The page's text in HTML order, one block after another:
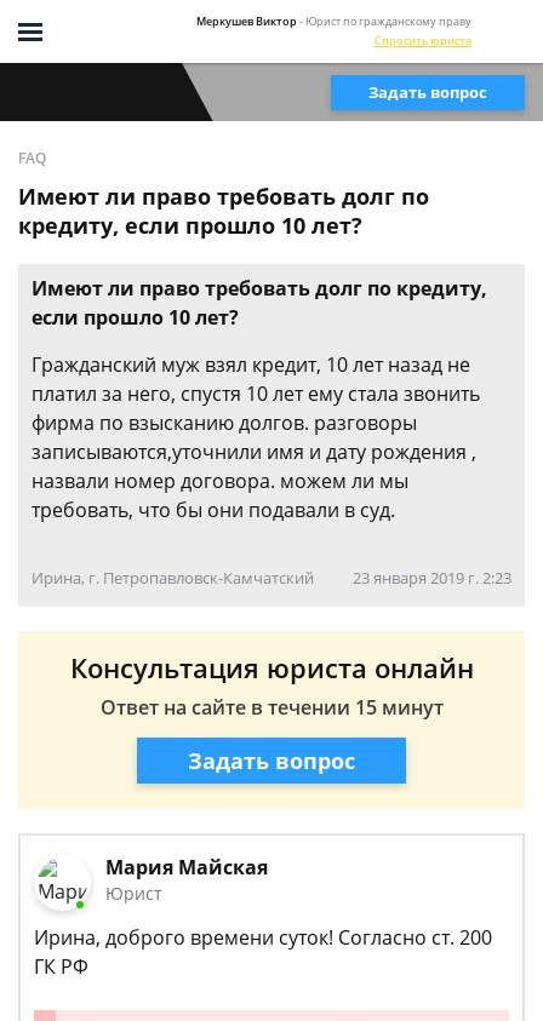
Меркушев Виктор- Юрист по гражданскому праву
Спросить юриста
Задать вопрос
FAQ
Имеют ли право требовать долг по
кредиту, если прошло 10 лет?
Имеют ли право требовать долг по кредиту,
если прошло 10 лет?
Гражданский муж взял кредит, 10 лет назад не
платил за него, спустя 10 лет ему стала звонить
фирма по взысканию долгов. разговоры
записываются,уточнили имя и дату рождения ,
назвали номер договора. можем ли мы
требовать, что бы они подавали в суд.
Ирина, г. Петропавловск-Камчатский 23 января 2019 г. 2:23
Консультация юриста онлайн
Ответ на сайте в течении 15 минут
Задать вопрос
Мария Майская
Юрист
Ирина, доброго времени суток! Согласно ст. 200
ГК РФ